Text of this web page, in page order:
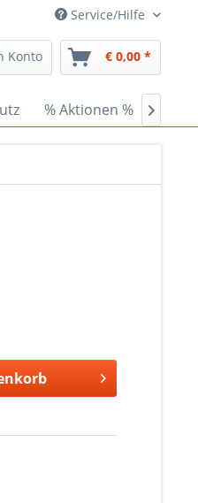
Service/Hilfe
Konto € 0,00 *
% Aktionen % 